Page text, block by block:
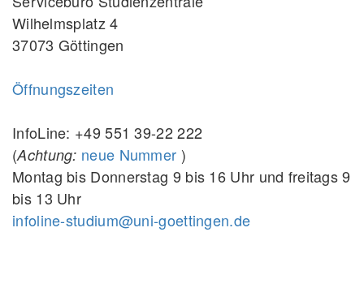
Wilhelmsplatz 4
37073 Göttingen
Öffnungszeiten
InfoLine: +49 551 39-22 222
(Achtung: neue Nummer )
Montag bis Donnerstag 9 bis 16 Uhr und freitags 9
bis 13 Uhr
infoline-studium@uni-goettingen.de